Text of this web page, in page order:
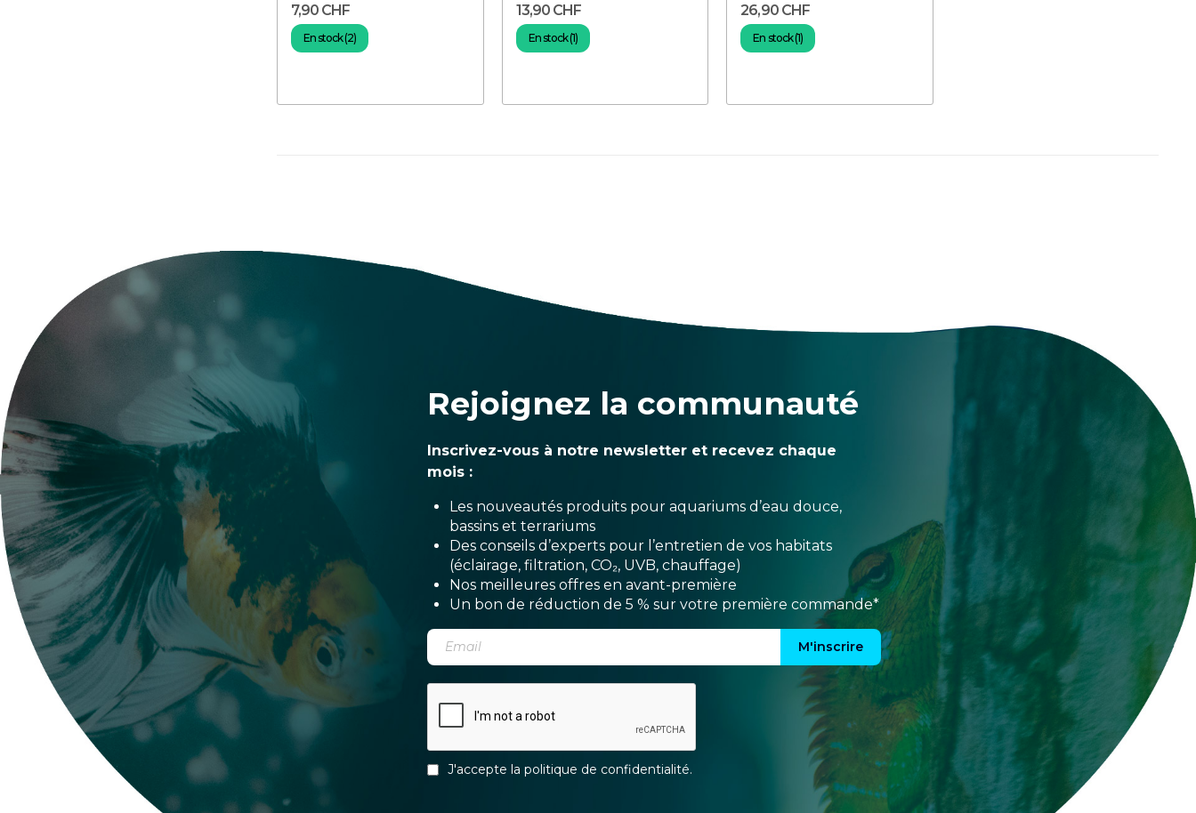
7,90 CHF
En stock (2)
13,90 CHF
En stock (1)
26,90 CHF
En stock (1)
Rejoignez la communauté
Inscrivez-vous à notre newsletter et recevez chaque
mois :
Les nouveautés produits pour aquariums d’eau douce,
bassins et terrariums
Des conseils d’experts pour l’entretien de vos habitats
(éclairage, filtration, CO₂, UVB, chauffage)
Nos meilleures offres en avant-première
Un bon de réduction de 5 % sur votre première commande*
M'inscrire
J'accepte la politique de confidentialité.